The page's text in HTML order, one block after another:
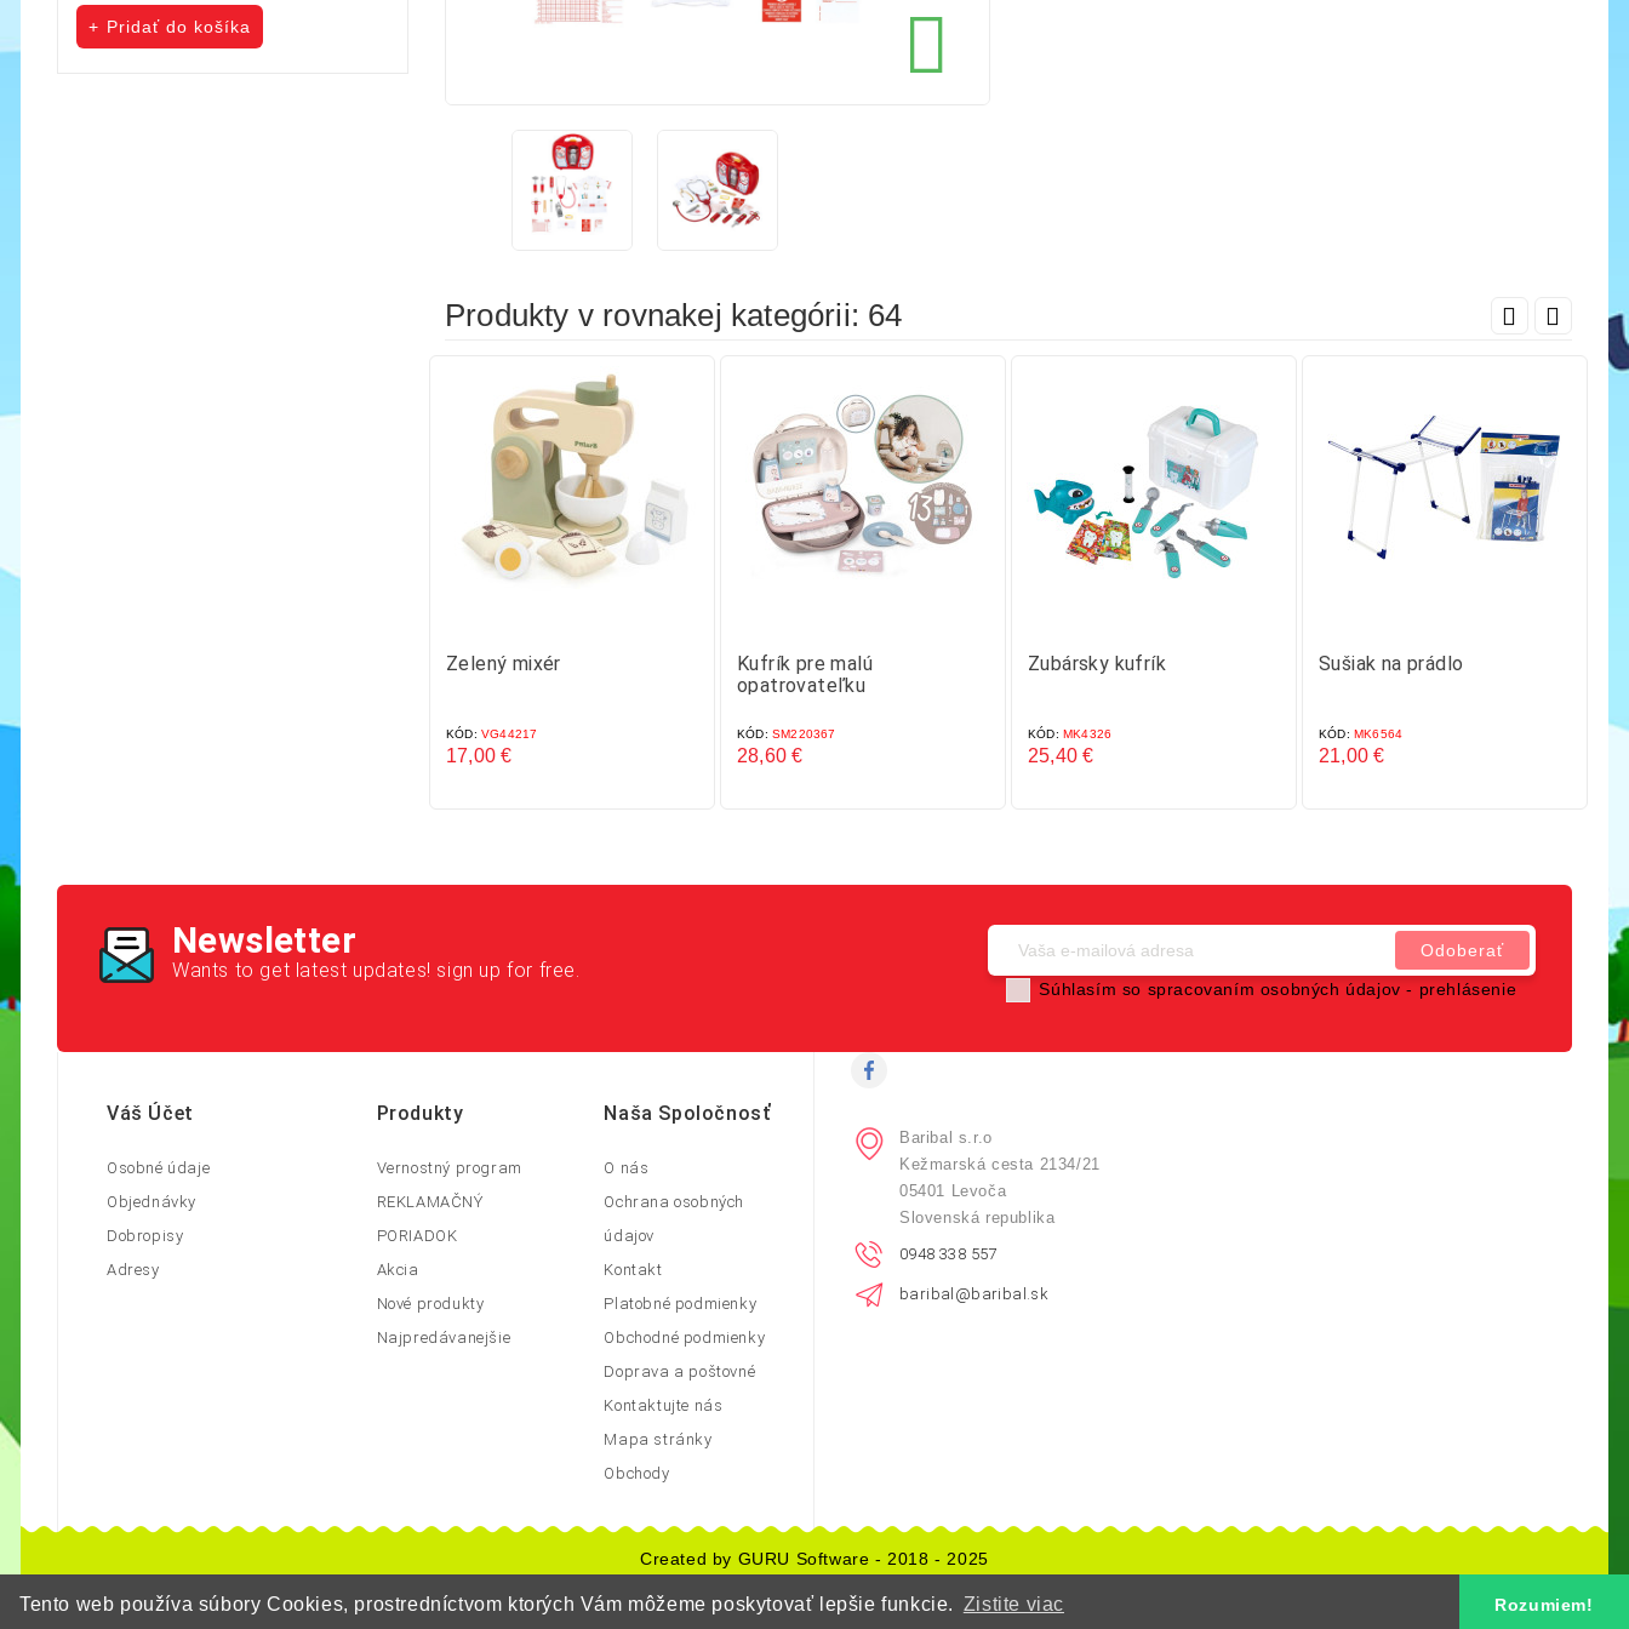
Tento web používa súbory Cookies, prostredníctvom ktorých Vám môžeme poskytovať lepšie funkcie. Zistite viac Rozumiem!
cena
Pridať do košíka Pridať do košíka
cena
Pridať do košíka 
Produkty v rovnakej kategórii: 64
Zelený mixér
KÓD: VG44217
17,00 €
Kufrík pre malú
opatrovateľku
KÓD: SM220367
28,60 €
Zubársky kufrík
KÓD: MK4326
25,40 €
Sušiak na prádlo
KÓD: MK6564
21,00 €
Newsletter
Wants to get latest updates! sign up for free.
Súhlasím so spracovaním osobných údajov - prehlásenie
Váš Účet
Osobné údaje
Objednávky
Dobropisy
Adresy
Produkty
Vernostný program
REKLAMAČNÝ
PORIADOK
Akcia
Nové produkty
Najpredávanejšie
Naša Spoločnosť
O nás
Ochrana osobných
údajov
Kontakt
Platobné podmienky
Obchodné podmienky
Doprava a poštovné
Kontaktujte nás
Mapa stránky
Obchody
Baribal s.r.o
Kežmarská cesta 2134/21
05401 Levoča
Slovenská republika
0948 338 557
baribal@baribal.sk
Created by GURU Software - 2018 - 2025